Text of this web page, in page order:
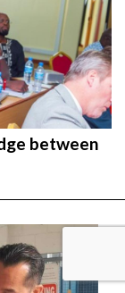
between